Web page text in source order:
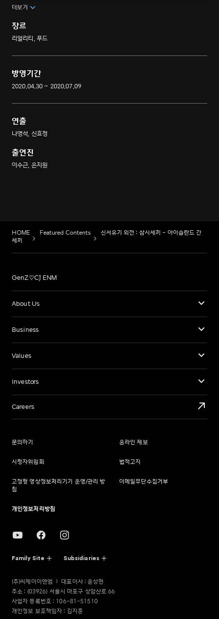
신서유기 최초의 외전! 세상의 끝 아이슬란드에서도 기상 미션은 어김없이 두
더보기
장르
리얼리티, 푸드
방영기간
2020.04.30 ~ 2020.07.09
연출
나영석, 신효정
출연진
이수근, 은지원
HOME Featured Contents
신서유기 외전 : 삼시세끼 - 아이슬란드 간
세끼
GenZ♡CJ ENM
About Us
Business
Values
Investors
Careers
문의하기 온라인 제보
시청자위원회 법적고지
고정형 영상정보처리기기 운영/관리 방
침
이메일무단수집거부
개인정보처리방침
Family Site Subsidiaries
(주)씨제이이엔엠
대표이사 : 윤상현
주소 : (03926) 서울시 마포구 상암산로 66
사업자 등록번호 : 106-81-51510
개인정보 보호책임자 : 김지훈